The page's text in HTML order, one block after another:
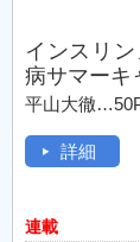
インスリ
病サマーキ
平山大徹
詳細
連載